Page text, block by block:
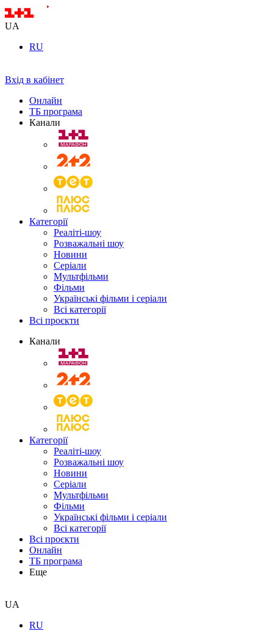
UA
RU
Вхід в кабінет
Онлайн
ТБ програма
Канали
Категорії
Реаліті-шоу
Розважальні шоу
Новини
Серіали
Мультфільми
Фільми
Українські фільми і серіали
Всі категорії
Всі проєкти
Канали
Категорії
Реаліті-шоу
Розважальні шоу
Новини
Серіали
Мультфільми
Фільми
Українські фільми і серіали
Всі категорії
Всі проєкти
Онлайн
ТБ програма
Еще
UA
RU